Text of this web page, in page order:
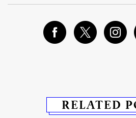
RELATED